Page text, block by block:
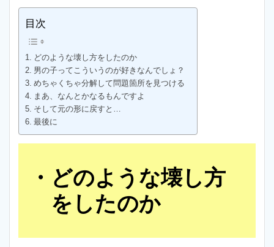
目次
どのような壊し方をしたのか
男の子ってこういうのが好きなんでしょ？
めちゃくちゃ分解して問題箇所を見つける
まあ、なんとかなるもんですよ
そして元の形に戻すと…
最後に
どのような壊し方
をしたのか